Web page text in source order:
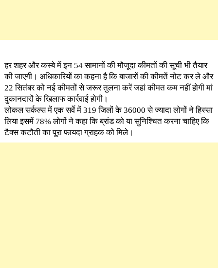
हर शहर और कस्बे में इन 54 सामानों की मौजूदा कीमतों की सूची भी तैयार
की जाएगी। अधिकारियों का कहना है कि बाजारों की कीमतें नोट कर ले और
22 सितंबर को नई कीमतों से जरूर तुलना करें जहां कीमत कम नहीं होगी मां
दुकानदारों के खिलाफ कार्रवाई होगी।
लोकल सर्कल्स में एक सर्वे में 319 जिलों के 36000 से ज्यादा लोगों ने हिस्सा
लिया इसमें 78% लोगों ने कहा कि ब्रांड को या सुनिश्चित करना चाहिए कि
टैक्स कटौती का पूरा फायदा ग्राहक को मिले।